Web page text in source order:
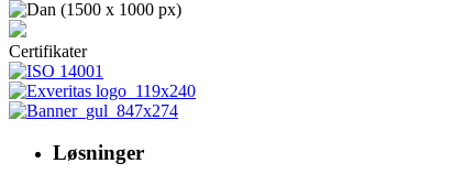
Certifikater
Løsninger